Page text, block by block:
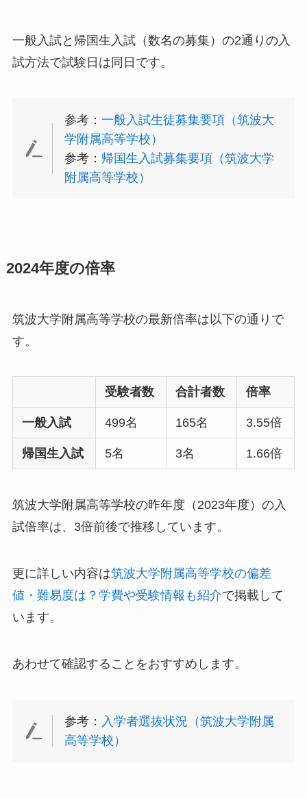
一般入試と帰国生入試（数名の募集）の2通りの入
試方法で試験日は同日です。
参考：一般入試生徒募集要項（筑波大
学附属高等学校）
参考： 帰国生入試募集要項（筑波大学
附属高等学校）
2024年度の倍率
筑波大学附属高等学校の最新倍率は以下の通りで
す。
受験者数 合計者数 倍率
一般入試 499名 165名 3.55倍
帰国生入試 5名 3名 1.66倍
筑波大学附属高等学校の昨年度（2023年度）の入
試倍率は、3倍前後で推移しています。
更に詳しい内容は筑波大学附属高等学校の偏差
値・難易度は？学費や受験情報も紹介で掲載して
います。
あわせて確認することをおすすめします。
参考： 入学者選抜状況（筑波大学附属
高等学校）